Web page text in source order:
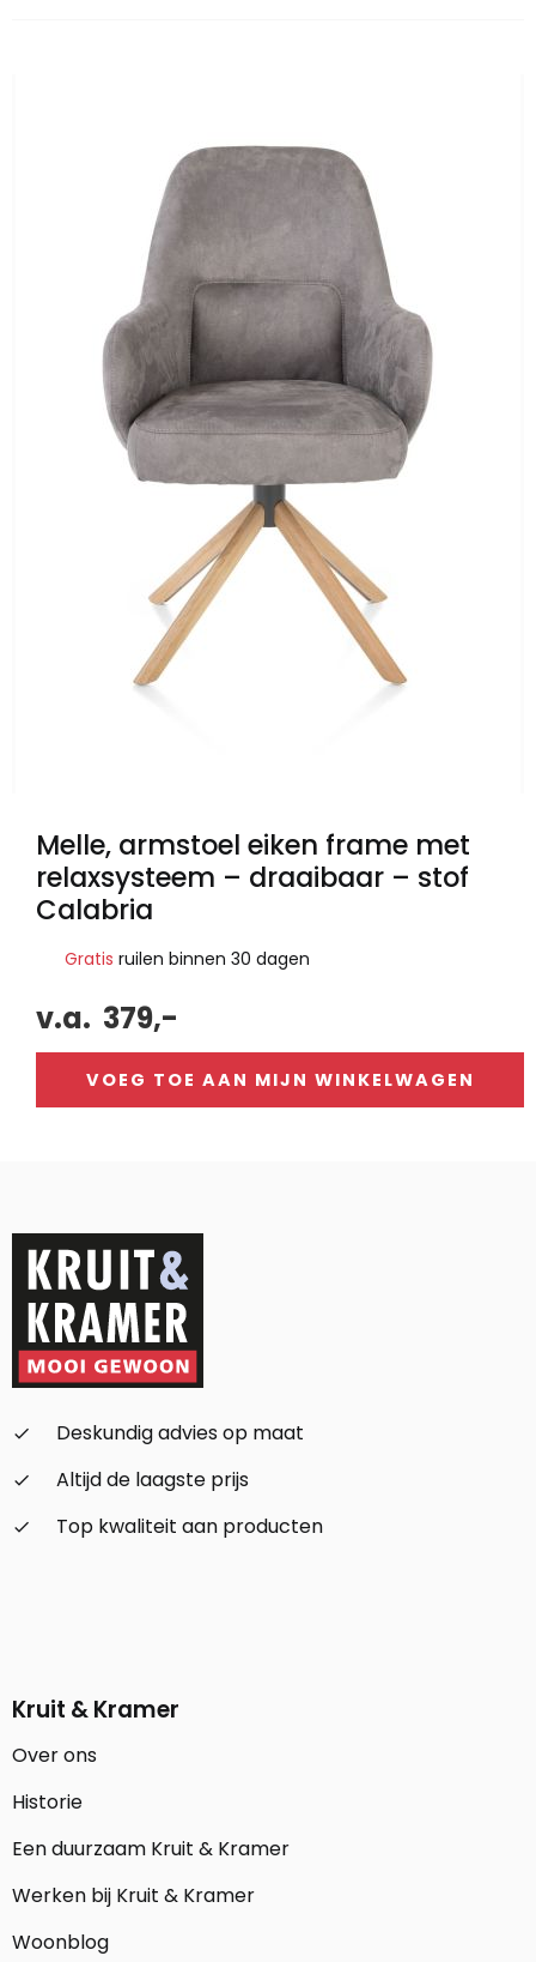
Melle, armstoel eiken frame met
relaxsysteem – draaibaar – stof
Calabria
Gratis ruilen binnen 30 dagen
v.a. 379,-
VOEG TOE AAN MIJN WINKELWAGEN
check_small
Deskundig advies op maat
check_small
Altijd de laagste prijs
check_small
Top kwaliteit aan producten
Kruit & Kramer
Over ons
Historie
Een duurzaam Kruit & Kramer
Werken bij Kruit & Kramer
Woonblog